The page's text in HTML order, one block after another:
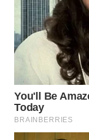
WN DELI
SERDANG
TEBING
TINGGI
WN
PAKPAK